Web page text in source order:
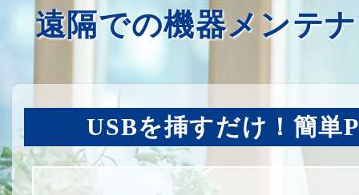
遠隔での機器メンテ
USBを挿すだけ！簡単